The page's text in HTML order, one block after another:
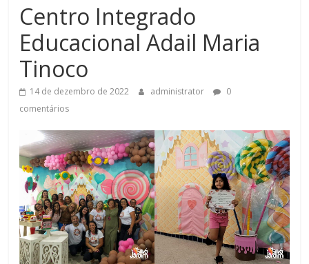
Centro Integrado
Educacional Adail Maria
Tinoco
14 de dezembro de 2022 administrator
0
comentários